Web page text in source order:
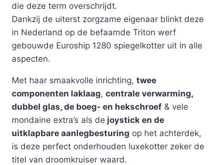
die deze term overschrijdt.
Dankzij de uiterst zorgzame eigenaar blinkt deze
in Nederland op de befaamde Triton werf
gebouwde Euroship 1280 spiegelkotter uit in alle
aspecten.
Met haar smaakvolle inrichting, twee
componenten laklaag, centrale verwarming,
dubbel glas, de boeg- en hekschroef & vele
mondaine extra’s als de joystick en de
uitklapbare aanlegbesturing op het achterdek,
is deze perfect onderhouden luxekotter zeker de
titel van droomkruiser waard.